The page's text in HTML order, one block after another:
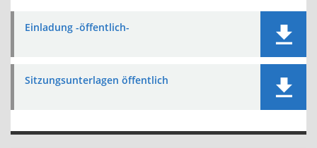
Einladung -öffentlich-
Sitzungsunterlagen öffentlich